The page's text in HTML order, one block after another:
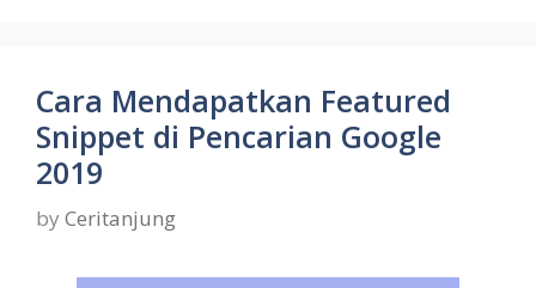
Cara Mendapatkan Featured
Snippet di Pencarian Google
2019
by Ceritanjung